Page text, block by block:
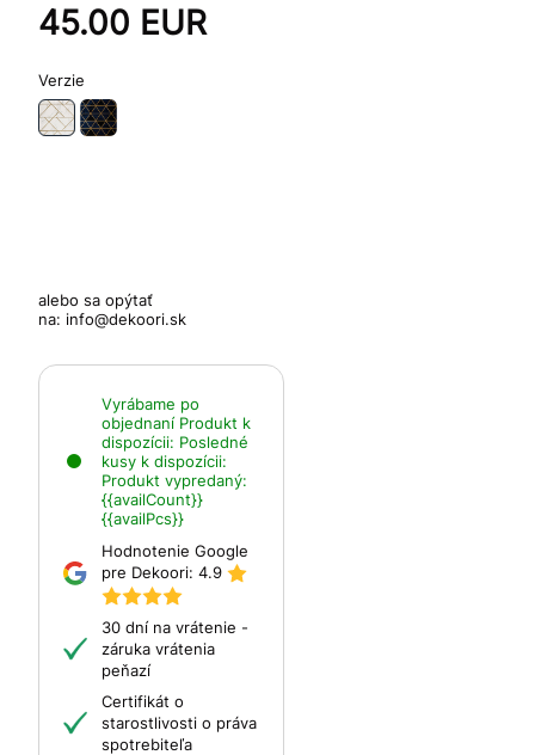
45.00 EUR
Verzie
alebo sa opýtať
na: info@dekoori.sk
Vyrábame po
objednaní Produkt k
dispozícii: Posledné
kusy k dispozícii:
Produkt vypredaný:
{{availCount}}
{{availPcs}}
Hodnotenie Google
pre Dekoori: 4.9
30 dní na vrátenie -
záruka vrátenia
peňazí
Certifikát o
starostlivosti o práva
spotrebiteľa